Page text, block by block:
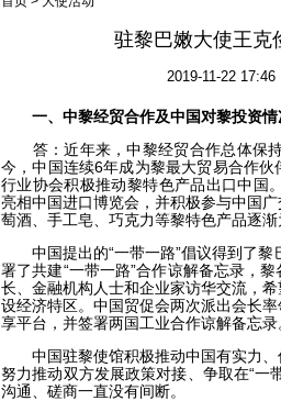
驻黎巴嫩大使王克
2019-11-22 17:46
一、中黎经贸合作及中国对黎投资情
答：近年来，中黎经贸合作总体保持
今，中国连续6年成为黎最大贸易合作
行业协会积极推动黎特色产品出口中国
亮相中国进口博览会，并积极参与中国
萄酒、手工皂、巧克力等黎特色产品逐渐
中国提出的“一带一路”倡议得到了黎
署了共建“一带一路”合作谅解备忘录，
长、金融机构人士和企业家访华交流，
设经济特区。中国贸促会两次派出会长
享平台，并签署两国工业合作谅解备忘录
中国驻黎使馆积极推动中国有实力、
努力推动双方发展政策对接、争取在“一
沟通、磋商一直没有间断。